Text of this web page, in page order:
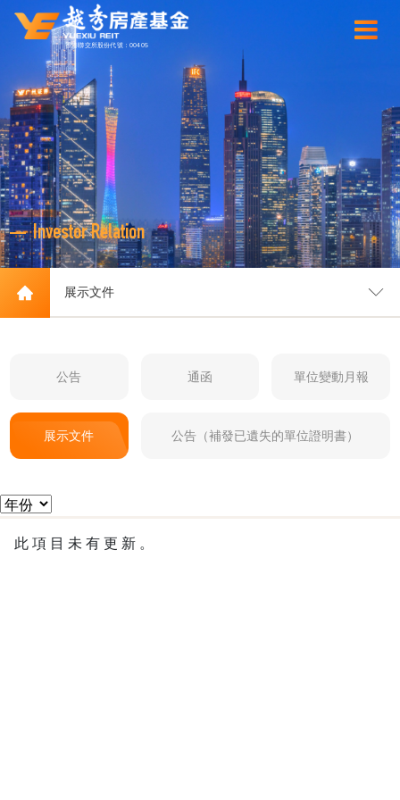
香港聯交所股份代號：00405
Investor Relation
展示文件
公告 通函 單位變動月報
展示文件 公告（補發已遺失的單位證明書）
此 項 目 未 有 更 新 。